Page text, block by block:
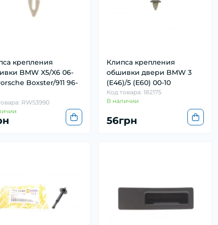
крепления
BMW X5/X6 06-
Boxster/911 96-
RWS3990
Клипса крепления
обшивки двери BMW 3
(E46)/5 (E60) 00-10
Код товара: 182175
В наличии
56грн